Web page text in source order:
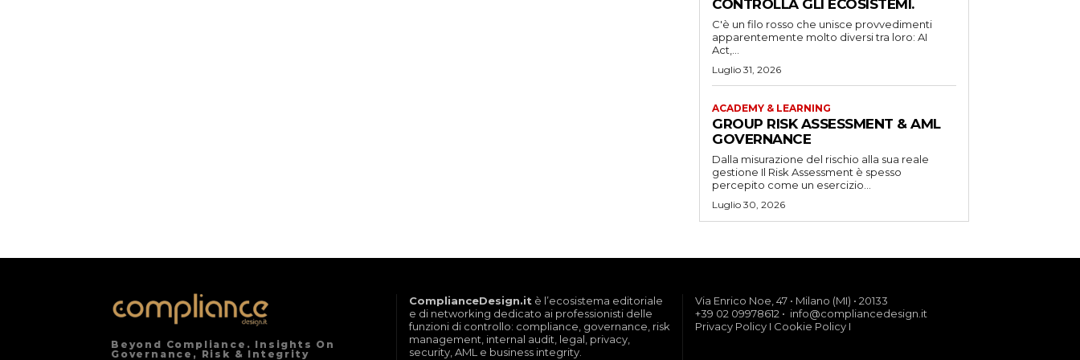
CONTROLLA GLI ECOSISTEMI.
C'è un filo rosso che unisce provvedimenti
apparentemente molto diversi tra loro: AI
Act,...
Luglio 31, 2026
ACADEMY & LEARNING
GROUP RISK ASSESSMENT & AML
GOVERNANCE
Dalla misurazione del rischio alla sua reale
gestione Il Risk Assessment è spesso
percepito come un esercizio...
Luglio 30, 2026
Beyond Compliance. Insights On
Governance, Risk & Integrity
ComplianceDesign.it è l’ecosistema editoriale
e di networking dedicato ai professionisti delle
funzioni di controllo: compliance, governance, risk
management, internal audit, legal, privacy,
security, AML e business integrity.
Via Enrico Noe, 47 • Milano (MI) • 20133
+39 02 09978612 • info@compliancedesign.it
Privacy Policy I Cookie Policy I